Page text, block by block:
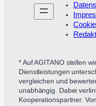
* Auf AGITANO stellen
Dienstleistungen
vergleichen und
unabhängig. Dabei
Kooperationspartner.